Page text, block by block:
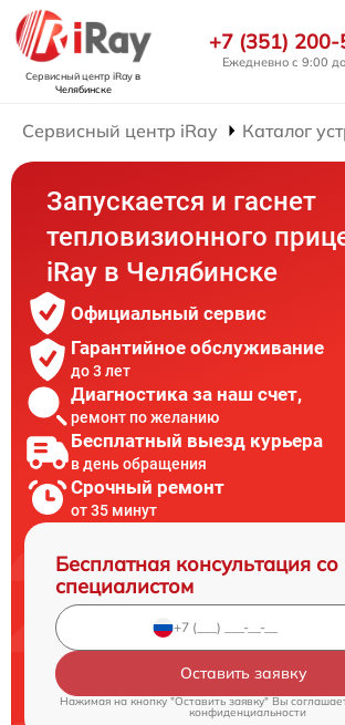
Сервисный центр iRayв
Челябинске
+7 (351)
Ежедневно с 9:00
Сервисный центр iRay Каталог
Запускается и гаснет
тепловизионного
iRay в Челябинске
Официальный сервис
Гарантийное обслуживание
до 3 лет
Диагностика за наш счет,
ремонт по желанию
Бесплатный выезд курьера
в день обращения
Срочный ремонт
от 35 минут
Бесплатная консультация со
специалистом
Оставить заявку
Нажимая на кнопку "Оставить заявку" Вы
конфиденциальности